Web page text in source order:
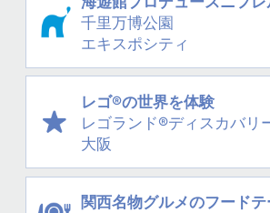
千里万博公園
エキスポシティ
レゴ®の世界を体験
レゴランド®ディスカバリ
大阪
関西名物グルメのフード